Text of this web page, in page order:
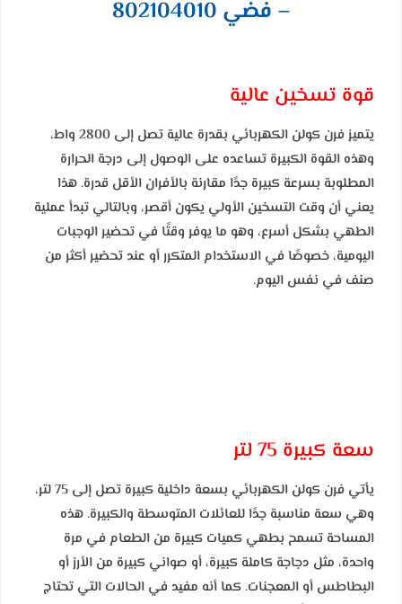
– فضي 802104010
قوة تسخين عالية
يتميز فرن كولن الكهربائي بقدرة عالية تصل إلى 2800 واط،
وهذه القوة الكبيرة تساعده على الوصول إلى درجة الحرارة
المطلوبة بسرعة كبيرة جدًا مقارنة بالأفران الأقل قدرة. هذا
يعني أن وقت التسخين الأولي يكون أقصر، وبالتالي تبدأ عملية
الطهي بشكل أسرع، وهو ما يوفر وقتًا في تحضير الوجبات
اليومية، خصوصًا في الاستخدام المتكرر أو عند تحضير أكثر من
صنف في نفس اليوم.
سعة كبيرة 75 لتر
يأتي فرن كولن الكهربائي بسعة داخلية كبيرة تصل إلى 75 لتر،
وهي سعة مناسبة جدًا للعائلات المتوسطة والكبيرة. هذه
المساحة تسمح بطهي كميات كبيرة من الطعام في مرة
واحدة، مثل دجاجة كاملة كبيرة، أو صواني كبيرة من الأرز أو
البطاطس أو المعجنات. كما أنه مفيد في الحالات التي تحتاج